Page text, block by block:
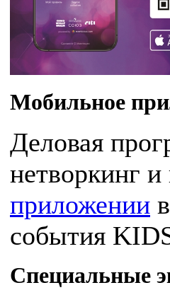
Мобильное
Деловая
нетворкинг
приложении
события
Специальные